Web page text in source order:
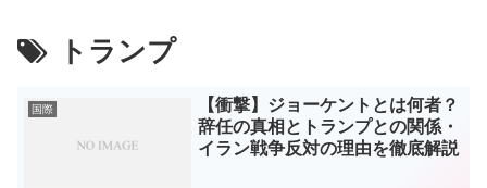
トランプ
国際
【衝撃】ジョーケントとは何者？
辞任の真相とトランプとの関係・
イラン戦争反対の理由を徹底解説